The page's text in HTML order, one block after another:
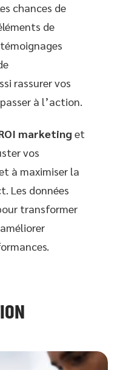
chances de
de
rassurer vos
à l’action.
marketing et
vos
à maximiser la
Les données
transformer